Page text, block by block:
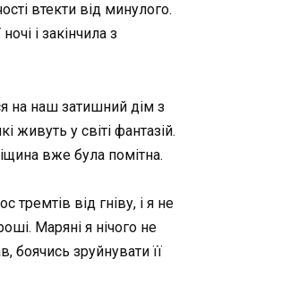
втекти від минулого.
і закінчила з
на наш затишний дім з
живуть у світі фантазій.
вже була помітна.
тремтів від гніву, і я не
Маряні я нічого не
боячись зруйнувати її